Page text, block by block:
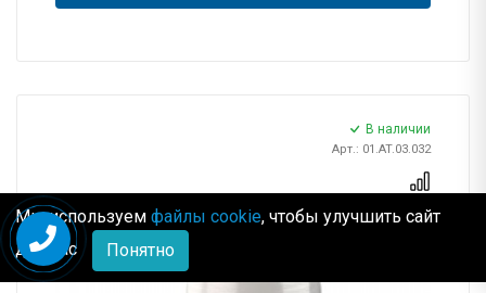
В наличии
Арт.: 01.AT.03.032
Мы используем файлы cookie, чтобы улучшить сайт
для Вас
Понятно